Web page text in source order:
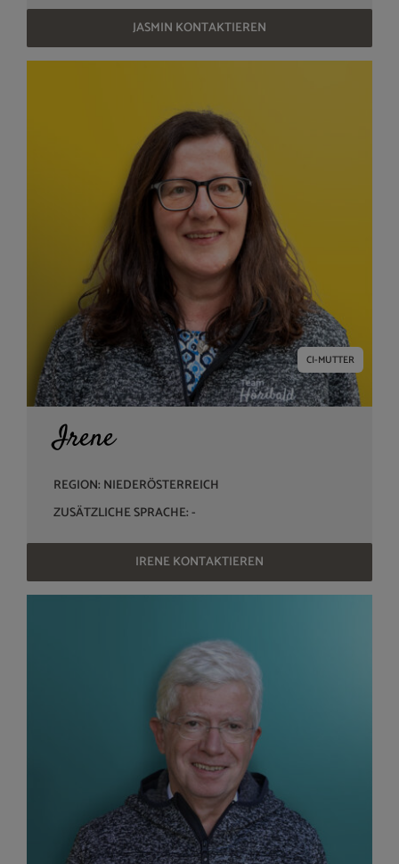
JASMIN KONTAKTIEREN
CI-MUTTER
Irene
REGION: NIEDERÖSTERREICH
ZUSÄTZLICHE SPRACHE: -
IRENE KONTAKTIEREN